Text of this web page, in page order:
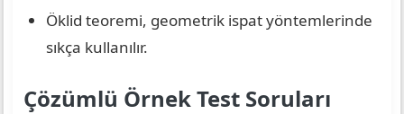
Öklid teoremi, geometrik ispat yöntemlerinde
sıkça kullanılır.
Çözümlü Örnek Test Soruları